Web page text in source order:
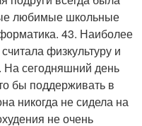
любимые школьные
43. Наиболее
физкультуру и
На сегодняшний день
бы поддерживать в
никогда не сидела на
не очень